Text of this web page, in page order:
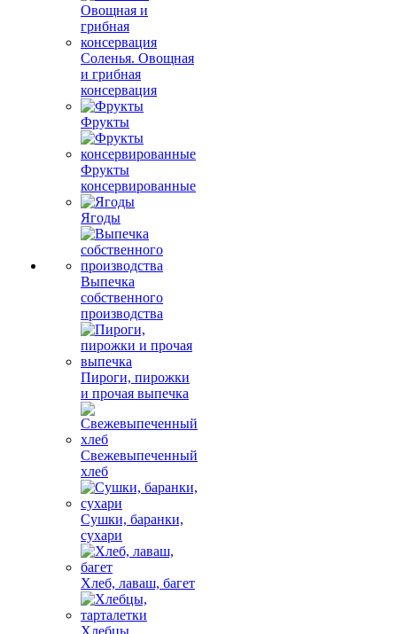
Соленья. Овощная
и грибная
консервация
Фрукты
Фрукты
консервированные
Ягоды
Выпечка
собственного
производства
Пироги, пирожки
и прочая выпечка
Свежевыпеченный
хлеб
Сушки, баранки,
сухари
Хлеб, лаваш, багет
Хлебцы,